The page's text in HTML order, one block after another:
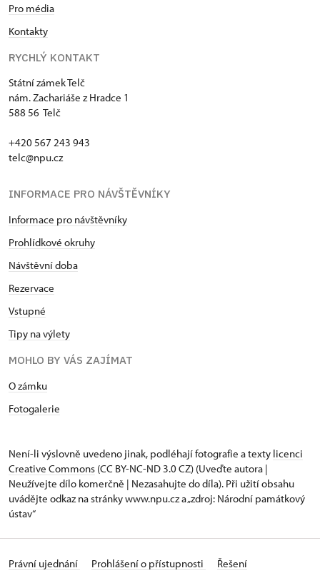
Pro média
Kontakty
RYCHLÝ KONTAKT
Státní zámek Telč
nám. Zachariáše z Hradce 1
588 56 Telč
+420 567 243 943
telc@npu.cz
INFORMACE PRO NÁVŠTĚVNÍKY
Informace pro návštěvníky
Prohlídkové okruhy
Návštěvní doba
Rezervace
Vstupné
Tipy na výlety
MOHLO BY VÁS ZAJÍMAT
O zámku
Fotogalerie
Není-li výslovně uvedeno jinak, podléhají fotografie a texty licenci
Creative Commons (CC BY-NC-ND 3.0 CZ) (Uveďte autora |
Neužívejte dílo komerčně | Nezasahujte do díla). Při užití obsahu
uvádějte odkaz na stránky www.npu.cz a „zdroj: Národní památkový
ústav“
Právní ujednání Prohlášení o přístupnosti
Řešení